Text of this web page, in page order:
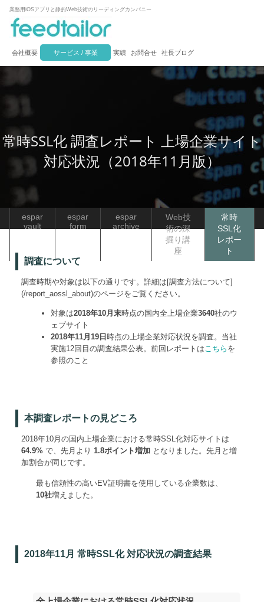
業務用iOSアプリと静的Web技術のリーディングカンパニー
社長ブログ
お問合せ
実績
サービス / 事業
会社概要
常時SSL化 調査レポート 上場企業サイト
対応状況（2018年11月版）
espar
vault
espar
form
espar
archive
Web技
術の深
掘り講
座
常時
SSL化
レポー
ト
調査について
調査時期や対象は以下の通りです。詳細は[調査方法について]
(/report_aossl_about)のページをご覧ください。
対象は2018年10月末時点の国内全上場企業3640社のウ
ェブサイト
2018年11月19日 時点の上場企業対応状況を調査。当社
実施12回目の調査結果公表。前回レポートはこちら を
参照のこと
本調査レポートの見どころ
2018年10月の国内上場企業における常時SSL化対応サイトは
64.9% で、先月より 1.8ポイント増加 となりました。先月と増
加割合が同じです。
最も信頼性の高いEV証明書を使用している企業数は、
10社増えました。
2018年11月 常時SSL化 対応状況の調査結果